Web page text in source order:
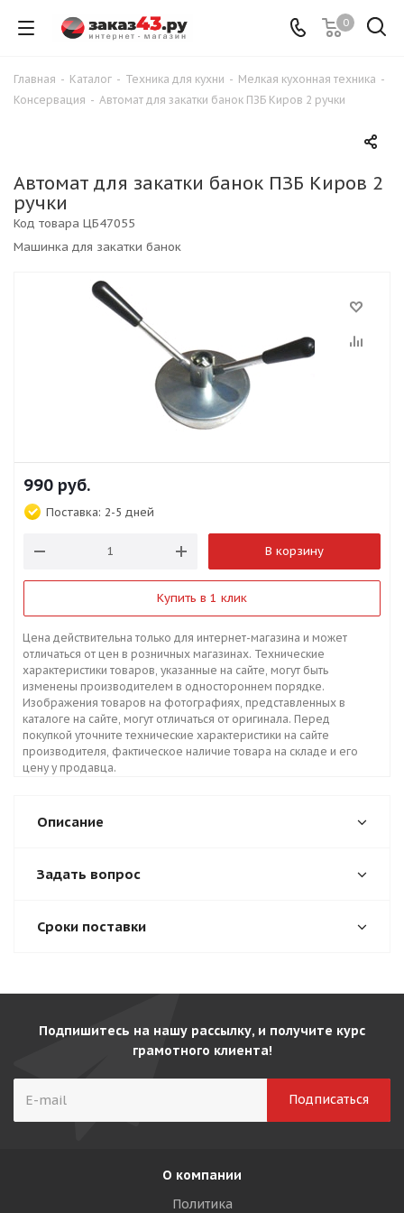
0
Главная - Каталог - Техника для кухни - Мелкая кухонная техника -
Консервация - Автомат для закатки банок ПЗБ Киров 2 ручки
Автомат для закатки банок ПЗБ Киров 2
ручки
Машинка для закатки банок
Код товара ЦБ47055
990 руб.
Поставка: 2-5 дней
В корзину
Купить в 1 клик
Цена действительна только для интернет-магазина и может
отличаться от цен в розничных магазинах. Технические
характеристики товаров, указанные на сайте, могут быть
изменены производителем в одностороннем порядке.
Изображения товаров на фотографиях, представленных в
каталоге на сайте, могут отличаться от оригинала. Перед
покупкой уточните технические характеристики на сайте
производителя, фактическое наличие товара на складе и его
цену у продавца.
Описание
Задать вопрос
Сроки поставки
Подпишитесь на нашу рассылку, и получите курс
грамотного клиента!
О компании
Политика